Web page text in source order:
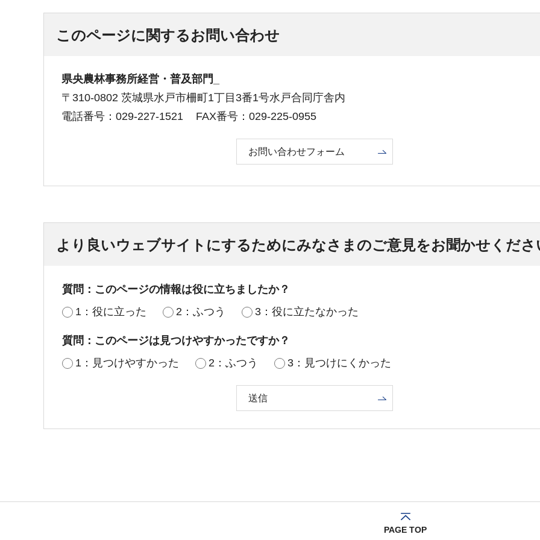
このページに関するお問い合わせ
県央農林事務所経営・普及部門_
〒310-0802 茨城県水戸市柵町1丁目3番1号水戸合同庁舎内
電話番号：029-227-1521
FAX番号：029-225-0955
お問い合わせフォーム
より良いウェブサイトにするためにみなさまのご意見をお聞かせくださ
質問：このページの情報は役に立ちましたか？
1：役に立った
2：ふつう 3：役に立たなかった
質問：このページは見つけやすかったですか？
1：見つけやすかった
2：ふつう 3：見つけにくかった
PAGE TOP